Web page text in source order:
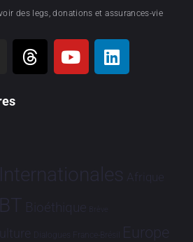
des legs, donations et assurances-vie
Afrique
Bioéthique Brève
Dialogues France-Brésil Europe